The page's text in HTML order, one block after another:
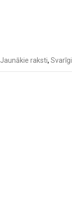
Jaunākie raksti,Svarīgi